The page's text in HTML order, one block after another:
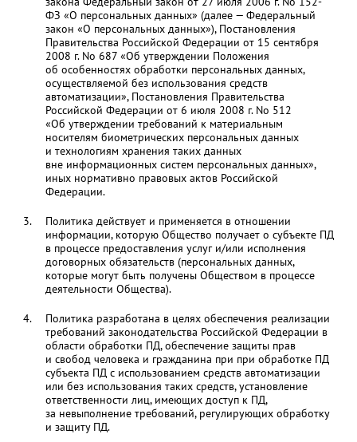
ФЗ «О персональных данных» (далее — Федеральный
закон «О персональных данных»), Постановления
Правительства Российской Федерации от 15 сентября
2008 г. No 687 «Об утверждении Положения
об особенностях обработки персональных данных,
осуществляемой без использования средств
автоматизации», Постановления Правительства
Российской Федерации от 6 июля 2008 г. No 512
«Об утверждении требований к материальным
носителям биометрических персональных данных
и технологиям хранения таких данных
вне информационных систем персональных данных»,
иных нормативно правовых актов Российской
Федерации.
Политика действует и применяется в отношении
информации, которую Общество получает о субъекте ПД
в процессе предоставления услуг и/или исполнения
договорных обязательств (персональных данных,
которые могут быть получены Обществом в процессе
деятельности Общества).
Политика разработана в целях обеспечения реализации
требований законодательства Российской Федерации в
области обработки ПД, обеспечение защиты прав
и свобод человека и гражданина при при обработке ПД
субъекта ПД с использованием средств автоматизации
или без использования таких средств, установление
ответственности лиц, имеющих доступ к ПД,
за невыполнение требований, регулирующих обработку
и защиту ПД.